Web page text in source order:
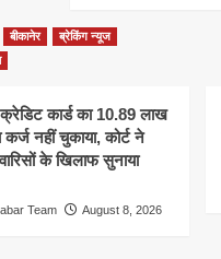
बीकानेर
ब्रेकिंग न्यूज
कार्ड का 10.89 लाख
नहीं चुकाया, कोर्ट ने
के खिलाफ सुनाया
Team August 8, 2026